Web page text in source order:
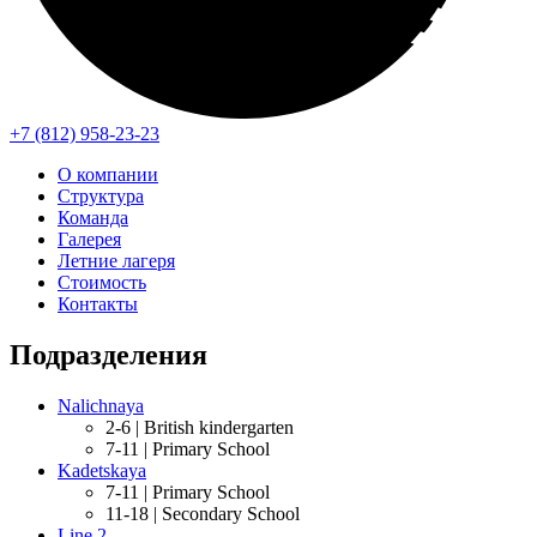
+7 (812) 958-23-23
О компании
Структура
Команда
Галерея
Летние лагеря
Стоимость
Контакты
Подразделения
Nalichnaya
2-6 | British kindergarten
7-11 | Primary School
Kadetskaya
7-11 | Primary School
11-18 | Secondary School